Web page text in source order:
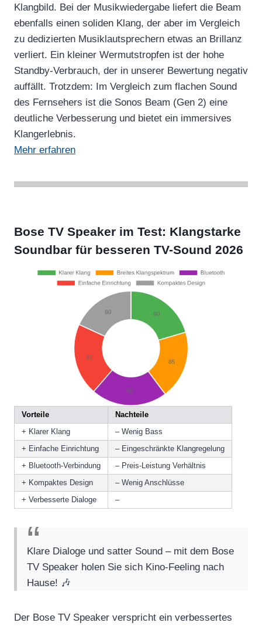
Klangbild. Bei der Musikwiedergabe liefert die Beam
ebenfalls einen soliden Klang, der aber im Vergleich
zu dedizierten Musiklautsprechern etwas an Brillanz
verliert. Ein kleiner Wermutstropfen ist der hohe
Standby-Verbrauch, der in unserer Bewertung negativ
auffällt. Trotzdem: Im Vergleich zum flachen Sound
des Fernsehers ist die Sonos Beam (Gen 2) eine
deutliche Verbesserung und bietet ein immersives
Klangerlebnis.
Mehr erfahren
Bose TV Speaker im Test: Klangstarke
Soundbar für besseren TV-Sound 2026
Vorteile
Nachteile
+ Klarer Klang
– Wenig Bass
+ Einfache Einrichtung
– Eingeschränkte Klangregelung
+ Bluetooth-Verbindung
– Preis-Leistung Verhältnis
+ Kompaktes Design
– Wenig Anschlüsse
+ Verbesserte Dialoge
–
Klare Dialoge und satter Sound – mit dem Bose
TV Speaker holen Sie sich Kino-Feeling nach
Hause! 🎶
Der Bose TV Speaker verspricht ein verbessertes